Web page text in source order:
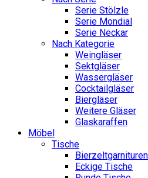
Serie Stölzle
Serie Mondial
Serie Neckar
Nach Kategorie
Weingläser
Sektgläser
Wassergläser
Cocktailgläser
Biergläser
Weitere Gläser
Glaskaraffen
Möbel
Tische
Bierzeltgarnituren
Eckige Tische